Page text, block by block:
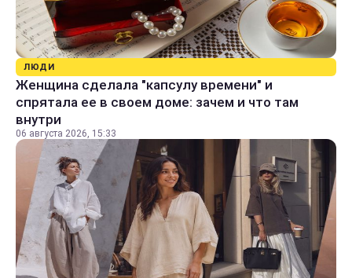
ЛЮДИ
Женщина сделала "капсулу времени" и
спрятала ее в своем доме: зачем и что там
внутри
06 августа 2026, 15:33